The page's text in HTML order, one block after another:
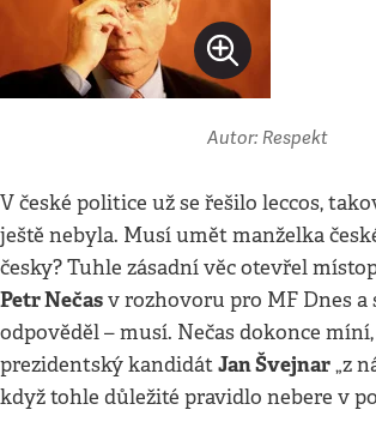
Autor: Respekt
V české politice už se řešilo leccos,
ještě nebyla. Musí umět manželka
česky? Tuhle zásadní věc otevřel
Petr Nečasv rozhovoru pro MF Dnes a
odpověděl – musí. Nečas dokonce míní,
prezidentský kandidátJan Švejnar„z
když tohle důležité pravidlo nebere v